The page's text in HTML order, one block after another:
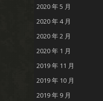
2020 年 5 月
2020 年 4 月
2020 年 2 月
2020 年 1 月
2019 年 11 月
2019 年 10 月
2019 年 9 月